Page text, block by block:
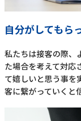
自分がしてもら
私たちは接客の際、
た場合を考えて対応
て嬉しいと思う事を
客に繋がっていくと